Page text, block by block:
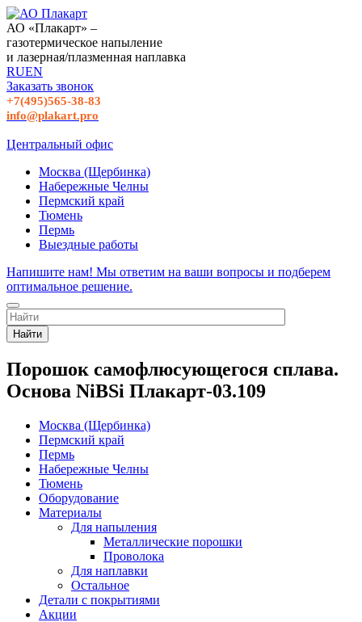
АО «Плакарт» –
газотермическое напыление
и лазерная/плазменная наплавка
RUEN
Заказать звонок
+7(495)565-38-83
info@plakart.pro
Центральный офис
Москва (Щербинка)
Набережные Челны
Пермский край
Тюмень
Пермь
Выездные работы
Напишите нам! Мы ответим на ваши вопросы и подберем
оптимальное решение.
Найти
Порошок самофлюсующегося сплава.
Основа NiBSi Плакарт-03.109
Москва (Щербинка)
Пермский край
Пермь
Набережные Челны
Тюмень
Оборудование
Материалы
Для напыления
Металлические порошки
Проволока
Для наплавки
Остальное
Детали с покрытиями
Акции